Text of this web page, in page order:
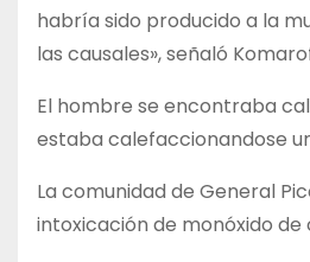
habría sido producido a la
las causales», señaló
El hombre se encontraba
estaba calefaccionandose
La comunidad de General
intoxicación de monóxido